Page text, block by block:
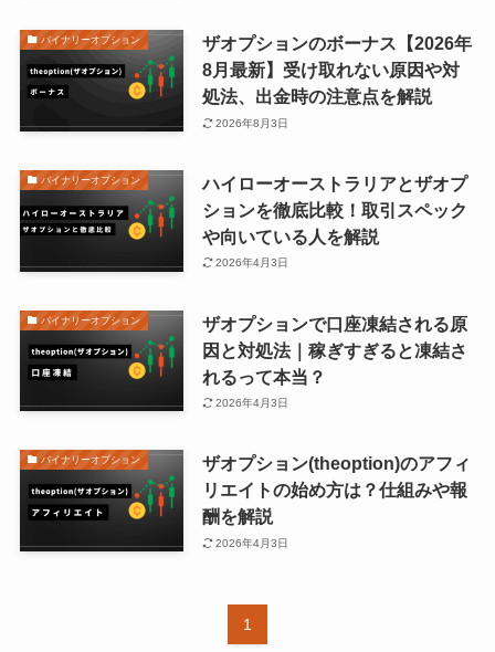
バイナリーオプション
ザオプションのボーナス【2026年
8月最新】受け取れない原因や対
処法、出金時の注意点を解説
2026年8月3日
バイナリーオプション
ハイローオーストラリアとザオプ
ションを徹底比較！取引スペック
や向いている人を解説
2026年4月3日
バイナリーオプション
ザオプションで口座凍結される原
因と対処法｜稼ぎすぎると凍結さ
れるって本当？
2026年4月3日
バイナリーオプション
ザオプション(theoption)のアフィ
リエイトの始め方は？仕組みや報
酬を解説
2026年4月3日
1